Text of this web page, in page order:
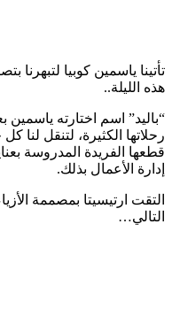
تأتينا ياسمين كوبيا لتبهرنا
هذه الليلة..
“باليد” اسم اختارته
رحلاتها الكثيرة، لتنقل لنا
قطعها الفريدة المدروسة
إدارة الأعمال بذلك.
التقت ارتيسيتا بمصممة
التالي…